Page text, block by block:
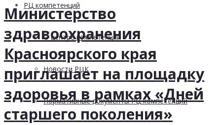
РЦ компетенций
О центре компетенций
Новости РЦК
Нормативные документы РЦ компетенций
Министерство
здравоохранения
Красноярского края
приглашает на площадку
здоровья в рамках «Дней
старшего поколения»